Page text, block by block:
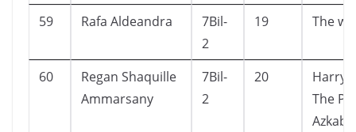
59
Rafa Aldeandra
7Bil-
2
19 The
60
Regan Shaquille
Ammarsany
7Bil-
2
20
Harry
The